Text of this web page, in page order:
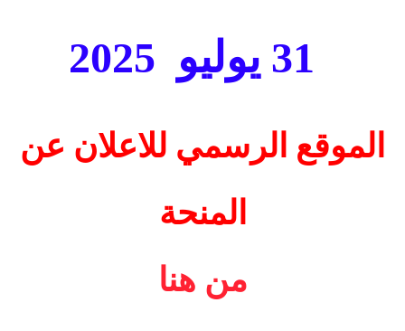
31 يوليو 2025
الموقع الرسمي للاعلان عن
المنحة
من هنا